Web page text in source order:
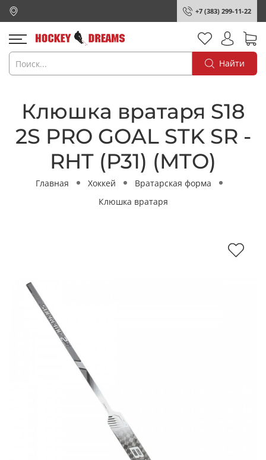
+7 (383) 299-11-22
Найти
Клюшка вратаря S18
2S PRO GOAL STK SR -
RHT (P31) (MTO)
Главная Хоккей
Вратарская форма
Клюшка вратаря